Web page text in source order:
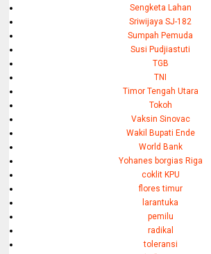
Sengketa Lahan
Sriwijaya SJ-182
Sumpah Pemuda
Susi Pudjiastuti
TGB
TNI
Timor Tengah Utara
Tokoh
Vaksin Sinovac
Wakil Bupati Ende
World Bank
Yohanes borgias Riga
coklit KPU
flores timur
larantuka
pemilu
radikal
toleransi